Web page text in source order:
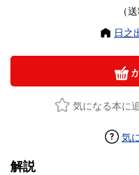
（
日之
気になる本に
気
解説